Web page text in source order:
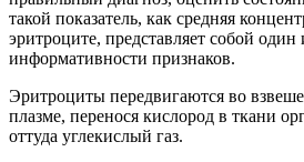
такой показатель, как средняя
эритроците, представляет собой
информативности признаков.
Эритроциты передвигаются во
плазме, перенося кислород в ткани
оттуда углекислый газ.